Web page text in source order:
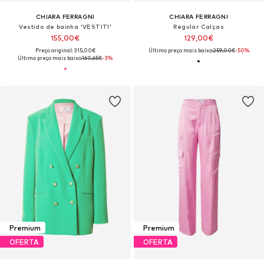
CHIARA FERRAGNI
Vestido de bainha 'VESTITI'
155,00€
Preço original: 315,00€
Último preço mais baixo:160,65€-3%
CHIARA FERRAGNI
Regular Calças
129,00€
Último preço mais baixo:259,00€-50%
Premium
OFERTA
Premium
OFERTA